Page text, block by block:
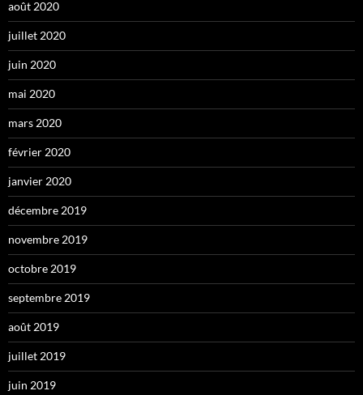
août 2020
juillet 2020
juin 2020
mai 2020
mars 2020
février 2020
janvier 2020
décembre 2019
novembre 2019
octobre 2019
septembre 2019
août 2019
juillet 2019
juin 2019